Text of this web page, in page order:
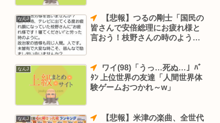
なんJ
皆さんで安倍総理にお疲れ様と
言おう！枝野さんの時のよう
なんJ
ﾀﾝ 上位世界の友達「人間世界体
験ゲームおつかれ～w」
なんJ